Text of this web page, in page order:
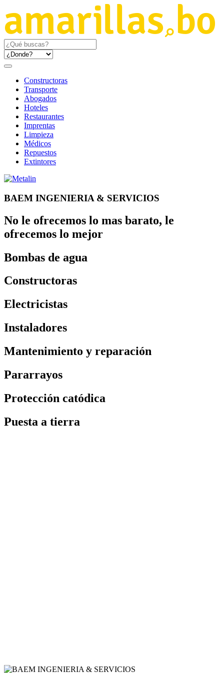
Constructoras
Transporte
Abogados
Hoteles
Restaurantes
Imprentas
Limpieza
Médicos
Repuestos
Extintores
BAEM INGENIERIA & SERVICIOS
No le ofrecemos lo mas barato, le
ofrecemos lo mejor
Bombas de agua
Constructoras
Electricistas
Instaladores
Mantenimiento y reparación
Pararrayos
Protección catódica
Puesta a tierra